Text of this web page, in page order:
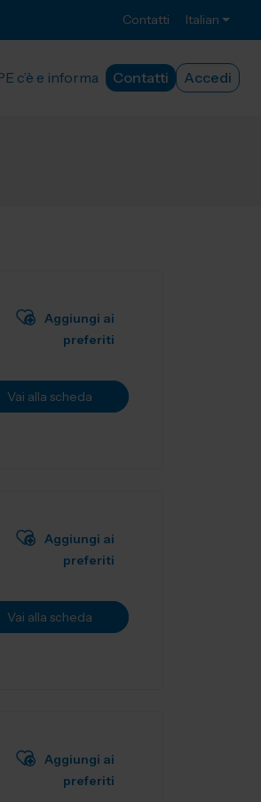
Contatti Italian
c’è e informa Contatti Accedi
Aggiungi ai
preferiti
Vai alla scheda
Aggiungi ai
preferiti
Vai alla scheda
Aggiungi ai
preferiti